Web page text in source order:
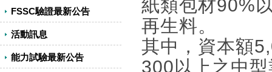
FSSC驗證最新公告
活動訊息
能力試驗最新公告
紙類包材90%
再生料。
其中，資本額
300以上之中